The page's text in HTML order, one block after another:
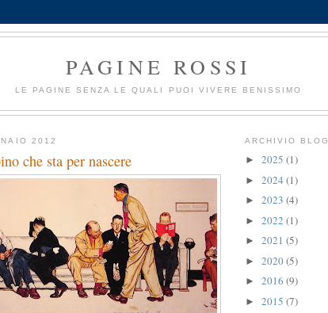
PAGINE ROSSI
LE PAGINE SENZA LE QUALI PUOI VIVERE BENISSIMO
2012
che sta per nascere
ARCHIVIO BLOG
► 2025 (1)
► 2024 (1)
► 2023 (4)
► 2022 (1)
► 2021 (5)
► 2020(5)
► 2016 (9)
► 2015 (7)